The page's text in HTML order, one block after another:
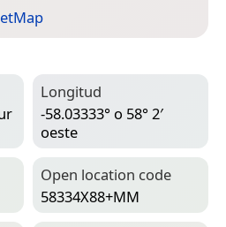
Longitud
-58.03333° o 58° 2′
oeste
Open location code
58334X88+MM